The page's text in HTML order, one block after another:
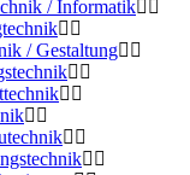
/ Informatik
/ Gestaltung